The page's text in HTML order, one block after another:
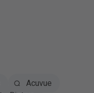
Acuvue